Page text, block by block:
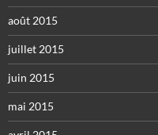
août 2015
juillet 2015
juin 2015
mai 2015